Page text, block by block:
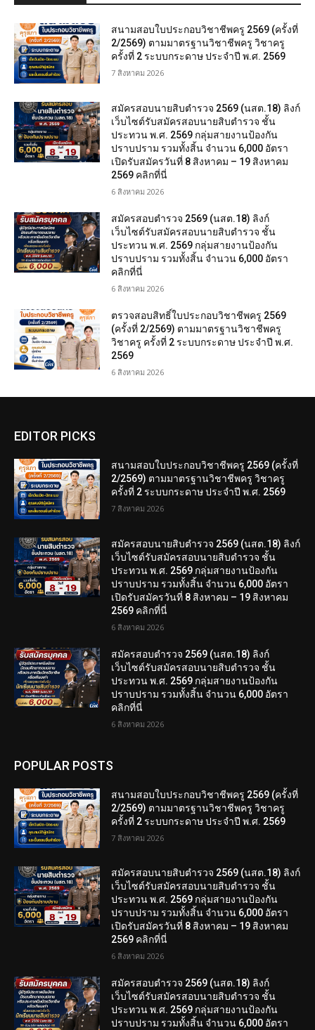
สนามสอบใบประกอบวิชาชีพครู 2569 (ครั้งที่
2/2569) ตามมาตรฐานวิชาชีพครู วิชาครู
ครั้งที่ 2 ระบบกระดาษ ประจำปี พ.ศ. 2569
7 สิงหาคม 2026
สมัครสอบนายสิบตำรวจ 2569 (นสต.18) ลิงก์
เว็บไซต์รับสมัครสอบนายสิบตำรวจ ชั้น
ประทวน พ.ศ. 2569 กลุ่มสายงานป้องกัน
ปราบปราม รวมทั้งสิ้น จำนวน 6,000 อัตรา
เปิดรับสมัครวันที่ 8 สิงหาคม – 19 สิงหาคม
2569 คลิกที่นี่
6 สิงหาคม 2026
สมัครสอบตํารวจ 2569 (นสต.18) ลิงก์
เว็บไซต์รับสมัครสอบนายสิบตำรวจ ชั้น
ประทวน พ.ศ. 2569 กลุ่มสายงานป้องกัน
ปราบปราม รวมทั้งสิ้น จำนวน 6,000 อัตรา
คลิกที่นี่
6 สิงหาคม 2026
ตรวจสอบสิทธิ์ใบประกอบวิชาชีพครู 2569
(ครั้งที่ 2/2569) ตามมาตรฐานวิชาชีพครู
วิชาครู ครั้งที่ 2 ระบบกระดาษ ประจำปี พ.ศ.
2569
6 สิงหาคม 2026
EDITOR PICKS
สนามสอบใบประกอบวิชาชีพครู 2569 (ครั้งที่
2/2569) ตามมาตรฐานวิชาชีพครู วิชาครู
ครั้งที่ 2 ระบบกระดาษ ประจำปี พ.ศ. 2569
7 สิงหาคม 2026
สมัครสอบนายสิบตำรวจ 2569 (นสต.18) ลิงก์
เว็บไซต์รับสมัครสอบนายสิบตำรวจ ชั้น
ประทวน พ.ศ. 2569 กลุ่มสายงานป้องกัน
ปราบปราม รวมทั้งสิ้น จำนวน 6,000 อัตรา
เปิดรับสมัครวันที่ 8 สิงหาคม – 19 สิงหาคม
2569 คลิกที่นี่
6 สิงหาคม 2026
สมัครสอบตํารวจ 2569 (นสต.18) ลิงก์
เว็บไซต์รับสมัครสอบนายสิบตำรวจ ชั้น
ประทวน พ.ศ. 2569 กลุ่มสายงานป้องกัน
ปราบปราม รวมทั้งสิ้น จำนวน 6,000 อัตรา
คลิกที่นี่
6 สิงหาคม 2026
POPULAR POSTS
สนามสอบใบประกอบวิชาชีพครู 2569 (ครั้งที่
2/2569) ตามมาตรฐานวิชาชีพครู วิชาครู
ครั้งที่ 2 ระบบกระดาษ ประจำปี พ.ศ. 2569
7 สิงหาคม 2026
สมัครสอบนายสิบตำรวจ 2569 (นสต.18) ลิงก์
เว็บไซต์รับสมัครสอบนายสิบตำรวจ ชั้น
ประทวน พ.ศ. 2569 กลุ่มสายงานป้องกัน
ปราบปราม รวมทั้งสิ้น จำนวน 6,000 อัตรา
เปิดรับสมัครวันที่ 8 สิงหาคม – 19 สิงหาคม
2569 คลิกที่นี่
6 สิงหาคม 2026
สมัครสอบตํารวจ 2569 (นสต.18) ลิงก์
เว็บไซต์รับสมัครสอบนายสิบตำรวจ ชั้น
ประทวน พ.ศ. 2569 กลุ่มสายงานป้องกัน
ปราบปราม รวมทั้งสิ้น จำนวน 6,000 อัตรา